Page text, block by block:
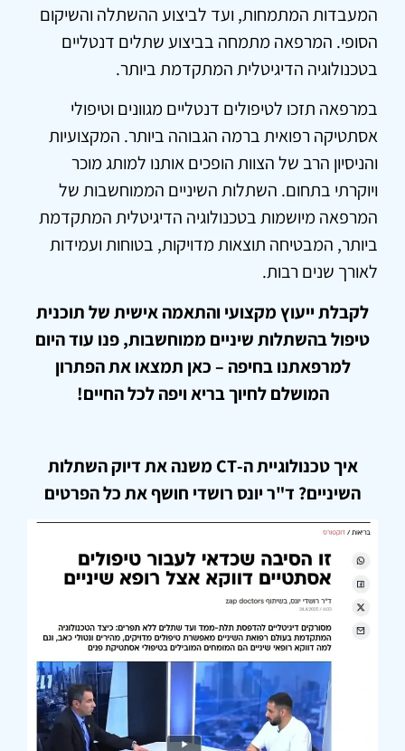
המעבדות המתמחות, ועד לביצוע ההשתלה והשיקום
הסופי. המרפאה מתמחה בביצוע שתלים דנטליים
בטכנולוגיה הדיגיטלית המתקדמת ביותר.
במרפאה תזכו לטיפולים דנטליים מגוונים וטיפולי
אסתטיקה רפואית ברמה הגבוהה ביותר. המקצועיות
והניסיון הרב של הצוות הופכים אותנו למותג מוכר
ויוקרתי בתחום. השתלות השיניים הממוחשבות של
המרפאה מיושמות בטכנולוגיה הדיגיטלית המתקדמת
ביותר, המבטיחה תוצאות מדויקות, בטוחות ועמידות
לאורך שנים רבות.
לקבלת ייעוץ מקצועי והתאמה אישית של תוכנית
טיפול בהשתלות שיניים ממוחשבות, פנו עוד היום
למרפאתנו בחיפה – כאן תמצאו את הפתרון
המושלם לחיוך בריא ויפה לכל החיים!
איך טכנולוגיית ה-CT משנה את דיוק השתלות
השיניים? ד"ר יונס רושדי חושף את כל הפרטים